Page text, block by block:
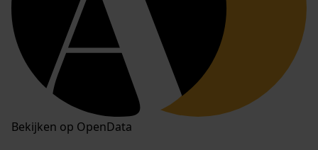
Bekijken op OpenData